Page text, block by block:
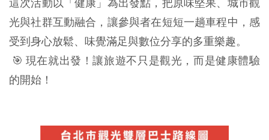
這次活動以「健康」為出發點，把原味堅果、城市觀
光與社群互動融合，讓參與者在短短一趟車程中，感
受到身心放鬆、味覺滿足與數位分享的多重樂趣。
🎯 現在就出發！讓旅遊不只是觀光，而是健康體驗
的開始！